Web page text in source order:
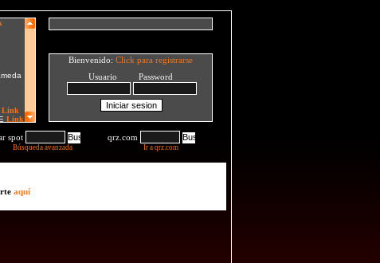
Bienvenido: Click para registrarse
Usuario Password
spot
Búsqueda avanzada
qrz.com
Ir a qrz.com
aquí